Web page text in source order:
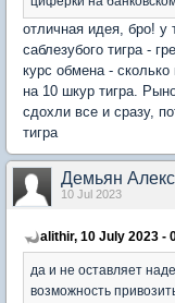
отличная идея, бро! у
саблезубого тигра -
курс обмена -
на 10 шкур тигра.
сдохли все и сразу,
тигра
Демьян
10 Jul 2023
alithir, 10 July 2023 -
да и не оставляет
возможность